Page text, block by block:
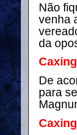
Não
venha
da
De
para